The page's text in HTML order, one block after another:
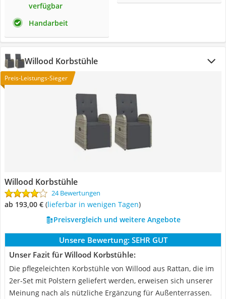
verfügbar
Handarbeit
Willood Korbstühle
Preis-Leistungs-Sieger
Willood Korbstühle
24 Bewertungen
ab 193,00 € ( Lieferbar in wenigen Tagen)
Preisvergleich und weitere Angebote
Unsere Bewertung: SEHR GUT
Unser Fazit für Willood Korbstühle:
Die pflegeleichten Korbstühle von Willood aus Rattan, die im
2er-Set mit Polstern geliefert werden, erweisen sich unserer
Meinung nach als nützliche Ergänzung für Außenterrassen.